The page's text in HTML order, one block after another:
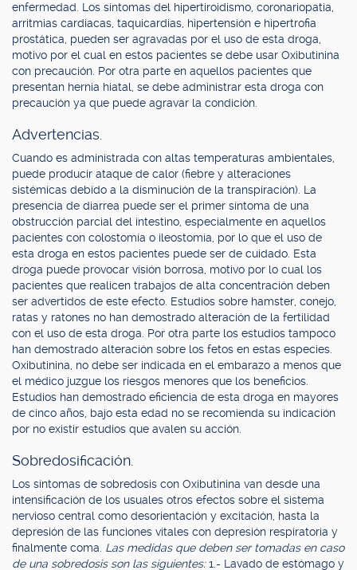
enfermedad. Los síntomas del hipertiroidismo, coronariopatia,
arritmias cardiacas, taquicardias, hipertensión e hipertrofia
prostática, pueden ser agravadas por el uso de esta droga,
motivo por el cual en estos pacientes se debe usar Oxibutinina
con precaución. Por otra parte en aquellos pacientes que
presentan hernia hiatal, se debe administrar esta droga con
precaución ya que puede agravar la condición.
Advertencias.
Cuando es administrada con altas temperaturas ambientales,
puede producir ataque de calor (fiebre y alteraciones
sistémicas debido a la disminución de la transpiración). La
presencia de diarrea puede ser el primer síntoma de una
obstrucción parcial del intestino, especialmente en aquellos
pacientes con colostomía o ileostomía, por lo que el uso de
esta droga en estos pacientes puede ser de cuidado. Esta
droga puede provocar visión borrosa, motivo por lo cual los
pacientes que realicen trabajos de alta concentración deben
ser advertidos de este efecto. Estudios sobre hamster, conejo,
ratas y ratones no han demostrado alteración de la fertilidad
con el uso de esta droga. Por otra parte los estudios tampoco
han demostrado alteración sobre los fetos en estas especies.
Oxibutinina, no debe ser indicada en el embarazo a menos que
el médico juzgue los riesgos menores que los beneficios.
Estudios han demostrado eficiencia de esta droga en mayores
de cinco años, bajo esta edad no se recomienda su indicación
por no existir estudios que avalen su acción.
Sobredosificación.
Los síntomas de sobredosis con Oxibutinina van desde una
intensificación de los usuales otros efectos sobre el sistema
nervioso central como desorientación y excitación, hasta la
depresión de las funciones vitales con depresión respiratoria y
finalmente coma. Las medidas que deben ser tomadas en caso
de una sobredosis son las siguientes:1.- Lavado de estómago y